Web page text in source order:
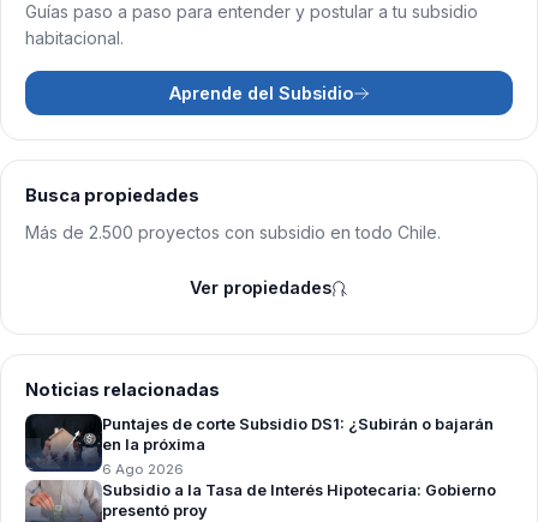
Guías paso a paso para entender y postular a tu subsidio
habitacional.
Aprende del Subsidio
Busca propiedades
Más de 2.500 proyectos con subsidio en todo Chile.
Ver propiedades
Noticias relacionadas
Puntajes de corte Subsidio DS1: ¿Subirán o bajarán
en la próxima
6 Ago 2026
Subsidio a la Tasa de Interés Hipotecaria: Gobierno
presentó proy